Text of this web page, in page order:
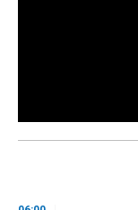
s